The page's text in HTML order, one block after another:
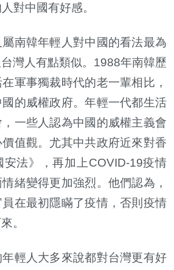
對中國有好感。
南韓年輕人對中國的看法最為
灣人有點類似。1988年南韓歷
軍事獨裁時代的老一輩相比，
的威權政府。年輕一代都生活
一些人認為中國的威權主義會
值觀。尤其中共政府近來對香
法》，再加上COVID-19疫情
緒變得更加強烈。他們認為，
在最初隱瞞了疫情，否則疫情
。
輕人大多來說都對台灣更有好